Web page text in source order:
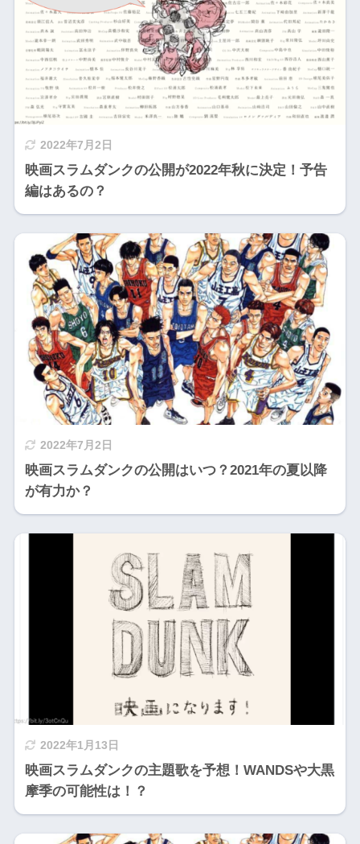
2022年7月2日
映画スラムダンクの公開が2022年秋に決定！予告
編はあるの？
2022年7月2日
映画スラムダンクの公開はいつ？2021年の夏以降
が有力か？
2022年1月13日
映画スラムダンクの主題歌を予想！WANDSや大黒
摩季の可能性は！？